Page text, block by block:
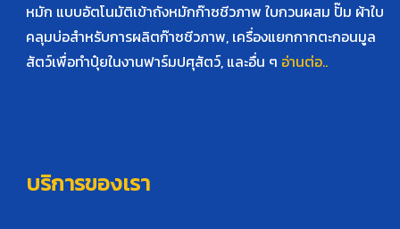
หมัก แบบอัตโนมัติเข้าถังหมักก๊าซชีวภาพ ใบกวนผสม ปั๊ม ผ้าใบ
คลุมบ่อสำหรับการผลิตก๊าซชีวภาพ, เครื่องแยกกากตะกอนมูล
สัตว์เพื่อทำปุ๋ยในงานฟาร์มปศุสัตว์, และอื่น ๆ อ่านต่อ..
บริการของเรา